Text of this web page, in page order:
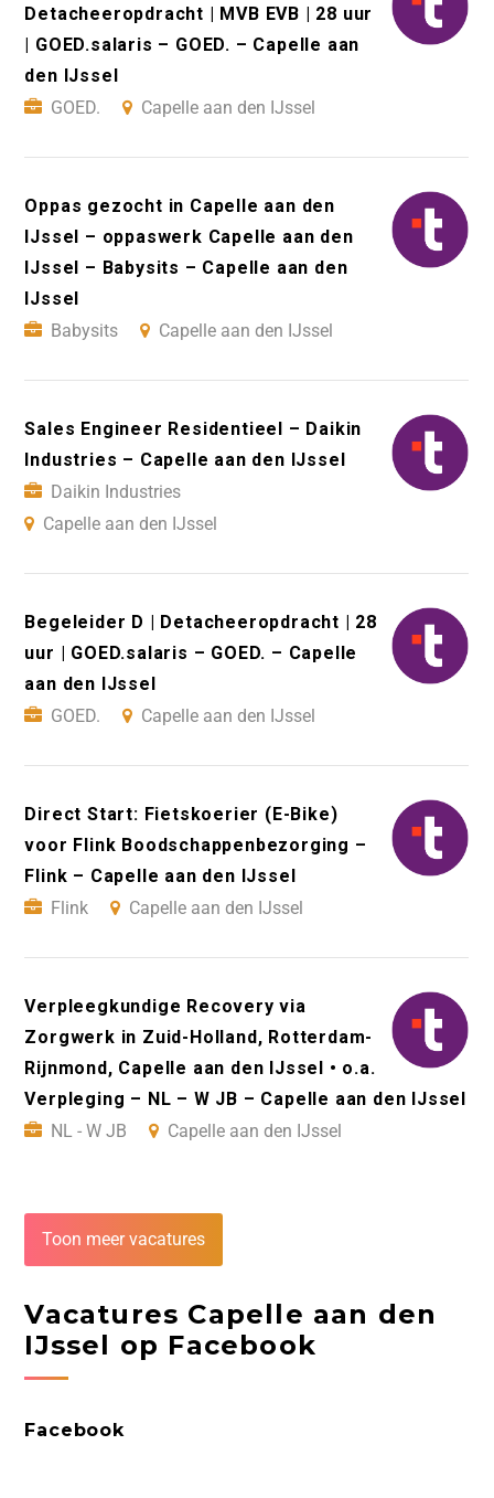
Detacheeropdracht | MVB EVB | 28 uur
| GOED.salaris – GOED. – Capelle aan
den IJssel
GOED.
Capelle aan den IJssel
Oppas gezocht in Capelle aan den
IJssel – oppaswerk Capelle aan den
IJssel – Babysits – Capelle aan den
IJssel
Babysits
Capelle aan den IJssel
Sales Engineer Residentieel – Daikin
Industries – Capelle aan den IJssel
Daikin Industries
Capelle aan den IJssel
Begeleider D | Detacheeropdracht | 28
uur | GOED.salaris – GOED. – Capelle
aan den IJssel
GOED.
Capelle aan den IJssel
Direct Start: Fietskoerier (E-Bike)
voor Flink Boodschappenbezorging –
Flink – Capelle aan den IJssel
Flink
Capelle aan den IJssel
Verpleegkundige Recovery via
Zorgwerk in Zuid-Holland, Rotterdam-
Rijnmond, Capelle aan den IJssel • o.a.
Verpleging – NL – W JB – Capelle aan den IJssel
NL - W JB
Capelle aan den IJssel
Toon meer vacatures
Vacatures Capelle aan den
IJssel op Facebook
Facebook